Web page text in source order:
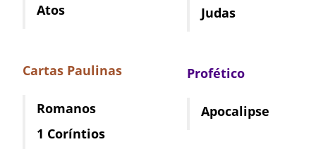
Atos
Cartas Paulinas
Romanos
1 Coríntios
Judas
Profético
Apocalipse